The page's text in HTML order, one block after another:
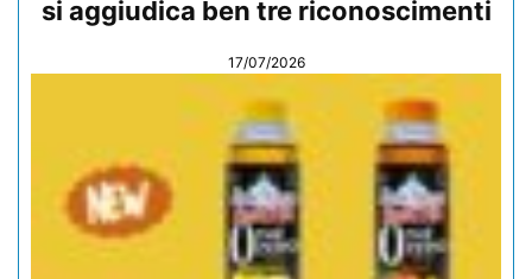
si aggiudica ben tre riconoscimenti
17/07/2026